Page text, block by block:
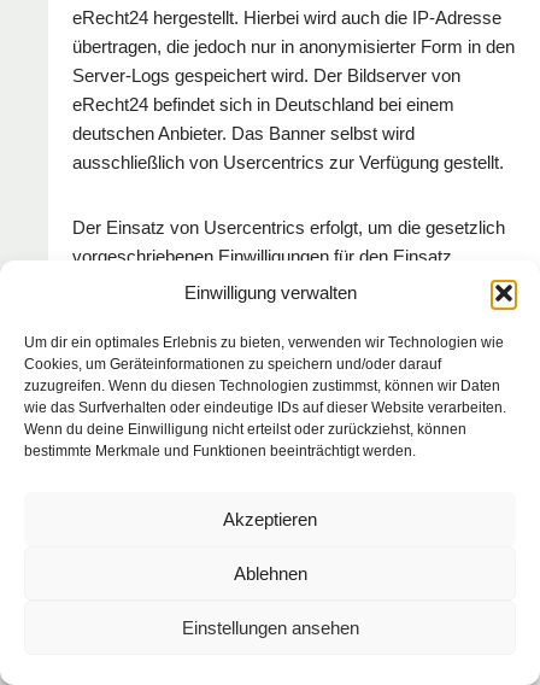
Einwilligung verwalten
Um dir ein optimales Erlebnis zu bieten, verwenden wir Technologien wie
Cookies, um Geräteinformationen zu speichern und/oder darauf
zuzugreifen. Wenn du diesen Technologien zustimmst, können wir Daten
wie das Surfverhalten oder eindeutige IDs auf dieser Website verarbeiten.
Wenn du deine Einwilligung nicht erteilst oder zurückziehst, können
bestimmte Merkmale und Funktionen beeinträchtigt werden.
Akzeptieren
Ablehnen
Einstellungen ansehen
eRecht24 hergestellt. Hierbei wird auch die IP-Adresse
übertragen, die jedoch nur in anonymisierter Form in den
Server-Logs gespeichert wird. Der Bildserver von
eRecht24 befindet sich in Deutschland bei einem
deutschen Anbieter. Das Banner selbst wird
ausschließlich von Usercentrics zur Verfügung gestellt.
Der Einsatz von Usercentrics erfolgt, um die gesetzlich
vorgeschriebenen Einwilligungen für den Einsatz
bestimmter Technologien einzuholen. Rechtsgrundlage
Auftragsverarbeitung
Wir haben einen Vertrag über Auftragsverarbeitung
datenschutzrechtlich vorgeschriebenen Vertrag, der
Daten unserer Websitebesucher nur nach unseren